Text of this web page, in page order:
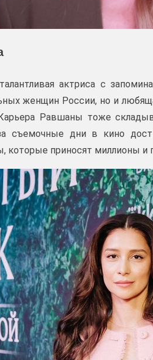
актриса с
женщин России, но и
Равшаны тоже
съемочные дни в кино
которые приносят миллионы